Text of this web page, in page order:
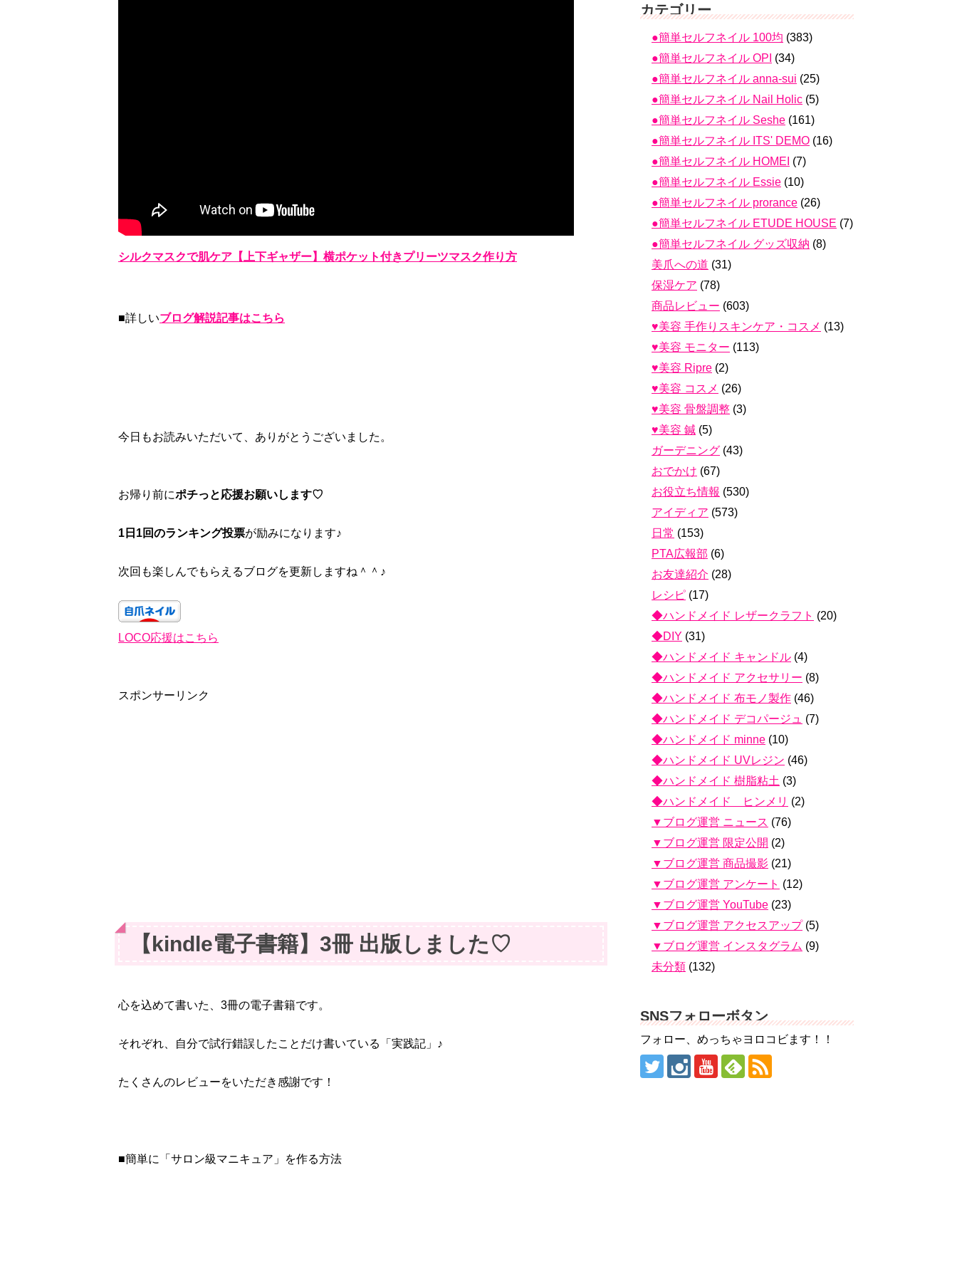
シルクマスクで肌ケア【上下ギャザー】横ポケット付きプリーツマスク作り方
■詳しいブログ解説記事はこちら
今日もお読みいただいて、ありがとうございました。
お帰り前にポチっと応援お願いします♡
1日1回のランキング投票が励みになります♪
次回も楽しんでもらえるブログを更新しますね＾＾♪
LOCO応援はこちら
スポンサーリンク
【kindle電子書籍】3冊 出版しました♡
心を込めて書いた、3冊の電子書籍です。
それぞれ、自分で試行錯誤したことだけ書いている「実践記」♪
たくさんのレビューをいただき感謝です！
■簡単に「サロン級マニキュア」を作る方法
カテゴリー
●簡単セルフネイル 100均 (383)
●簡単セルフネイル OPI (34)
●簡単セルフネイル anna-sui (25)
●簡単セルフネイル Nail Holic (5)
●簡単セルフネイル Seshe (161)
●簡単セルフネイル ITS' DEMO (16)
●簡単セルフネイル HOMEI (7)
●簡単セルフネイル Essie (10)
●簡単セルフネイル prorance (26)
●簡単セルフネイル ETUDE HOUSE (7)
●簡単セルフネイル グッズ収納 (8)
美爪への道 (31)
保湿ケア (78)
商品レビュー (603)
♥美容 手作りスキンケア・コスメ (13)
♥美容 モニター (113)
♥美容 Ripre (2)
♥美容 コスメ (26)
♥美容 骨盤調整 (3)
♥美容 鍼 (5)
ガーデニング (43)
おでかけ (67)
お役立ち情報 (530)
アイディア (573)
日常 (153)
PTA広報部 (6)
お友達紹介 (28)
レシピ (17)
◆ハンドメイド レザークラフト (20)
◆DIY (31)
◆ハンドメイド キャンドル (4)
◆ハンドメイド アクセサリー (8)
◆ハンドメイド 布モノ製作 (46)
◆ハンドメイド デコパージュ (7)
◆ハンドメイド minne (10)
◆ハンドメイド UVレジン (46)
◆ハンドメイド 樹脂粘土 (3)
◆ハンドメイド ヒンメリ (2)
▼ブログ運営 ニュース (76)
▼ブログ運営 限定公開 (2)
▼ブログ運営 商品撮影 (21)
▼ブログ運営 アンケート (12)
▼ブログ運営 YouTube (23)
▼ブログ運営 アクセスアップ(5)
▼ブログ運営 インスタグラム (9)
未分類 (132)
SNSフォローボタン
フォロー、めっちゃヨロコビます！！